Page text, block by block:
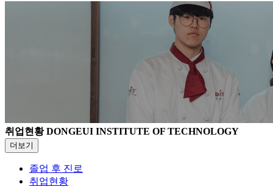
취업현황DONGEUI INSTITUTE OF TECHNOLOGY
더보기
졸업 후 진로
취업현황